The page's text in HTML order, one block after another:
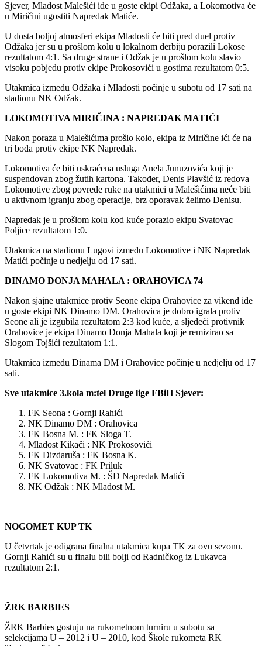
Sjever, Mladost Malešići ide u goste ekipi Odžaka, a Lokomotiva će
u Miričini ugostiti Napredak Matiće.
U dosta boljoj atmosferi ekipa Mladosti će biti pred duel protiv
Odžaka jer su u prošlom kolu u lokalnom derbiju porazili Lokose
rezultatom 4:1. Sa druge strane i Odžak je u prošlom kolu slavio
visoku pobjedu protiv ekipe Prokosovići u gostima rezultatom 0:5.
Utakmica između Odžaka i Mladosti počinje u subotu od 17 sati na
stadionu NK Odžak.
LOKOMOTIVA MIRIČINA : NAPREDAK MATIĆI
Nakon poraza u Malešićima prošlo kolo, ekipa iz Miričine ići će na
tri boda protiv ekipe NK Napredak.
Lokomotiva će biti uskraćena usluga Anela Junuzovića koji je
suspendovan zbog žutih kartona. Također, Denis Plavšić iz redova
Lokomotive zbog povrede ruke na utakmici u Malešićima neće biti
u aktivnom igranju zbog operacije, brz oporavak želimo Denisu.
Napredak je u prošlom kolu kod kuće porazio ekipu Svatovac
Poljice rezultatom 1:0.
Utakmica na stadionu Lugovi između Lokomotive i NK Napredak
Matići počinje u nedjelju od 17 sati.
DINAMO DONJA MAHALA : ORAHOVICA 74
Nakon sjajne utakmice protiv Seone ekipa Orahovice za vikend ide
u goste ekipi NK Dinamo DM. Orahovica je dobro igrala protiv
Seone ali je izgubila rezultatom 2:3 kod kuće, a sljedeći protivnik
Orahovice je ekipa Dinamo Donja Mahala koji je remizirao sa
Slogom Tojšići rezultatom 1:1.
Utakmica između Dinama DM i Orahovice počinje u nedjelju od 17
sati.
Sve utakmice 3.kola m:tel Druge lige FBiH Sjever:
FK Seona : Gornji Rahići
NK Dinamo DM : Orahovica
FK Bosna M. : FK Sloga T.
Mladost Kikači : NK Prokosovići
FK Dizdaruša : FK Bosna K.
NK Svatovac : FK Priluk
FK Lokomotiva M. : ŠD Napredak Matići
NK Odžak : NK Mladost M.
NOGOMET KUP TK
U četvrtak je odigrana finalna utakmica kupa TK za ovu sezonu.
Gornji Rahići su u finalu bili bolji od Radničkog iz Lukavca
rezultatom 2:1.
ŽRK BARBIES
ŽRK Barbies gostuju na rukometnom turniru u subotu sa
selekcijama U – 2012 i U – 2010, kod Škole rukometa RK